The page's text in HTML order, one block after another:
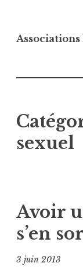
au
sexuel
Avoir
s’en
3 juin 2013